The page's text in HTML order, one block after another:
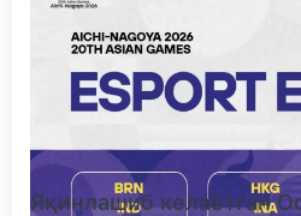
Яқинлашиб келаётган